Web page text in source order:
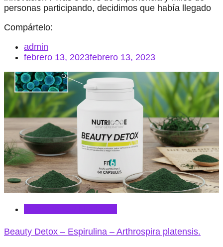
personas participando, decidimos que había llegado
Compártelo:
admin
febrero 13, 2023febrero 13, 2023
Beauty Detox – Espirulina – Arthrospira platensis.